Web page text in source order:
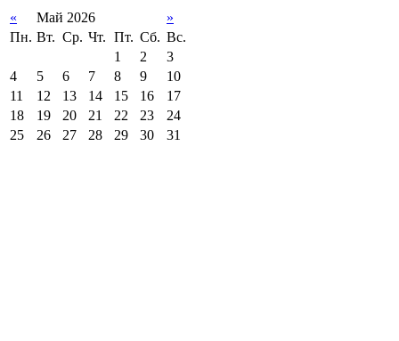
« Май 2026
»
Пн. Вт. Ср. Чт. Пт. Сб. Вс.
1
2
3
4
5 6 7 8 9
10
11
12 13 14 15 16
17
18
19 20 21 22 23
24
25
26 27 28 29 30 31